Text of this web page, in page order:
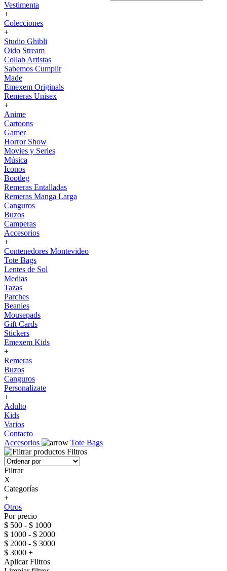
Vestimenta
+
Colecciones
+
Studio Ghibli
Oido Stream
Collab Artistas
Sabemos Cumplir
Made
Emexem Originals
Remeras Unisex
+
Anime
Cartoons
Gamer
Horror Show
Movies y Series
Música
Iconos
Bootleg
Remeras Entalladas
Remeras Manga Larga
Canguros
Buzos
Camperas
Accesorios
+
Contenedores Montevideo
Tote Bags
Lentes de Sol
Medias
Tazas
Parches
Beanies
Mousepads
Gift Cards
Stickers
Emexem Kids
+
Remeras
Buzos
Canguros
Personalizate
+
Adulto
Kids
Varios
Contacto
Accesorios
Tote Bags
Filtros
Filtrar
X
Categorías
+
Otros
Por precio
$ 500 - $ 1000
$ 1000 - $ 2000
$ 2000 - $ 3000
$ 3000 +
Aplicar Filtros